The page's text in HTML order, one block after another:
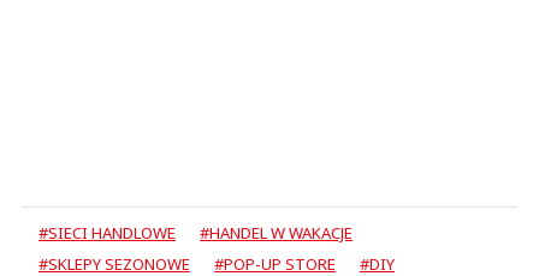
#SIECI HANDLOWE
#HANDEL W WAKACJE
#SKLEPY SEZONOWE
#POP-UP STORE #DIY